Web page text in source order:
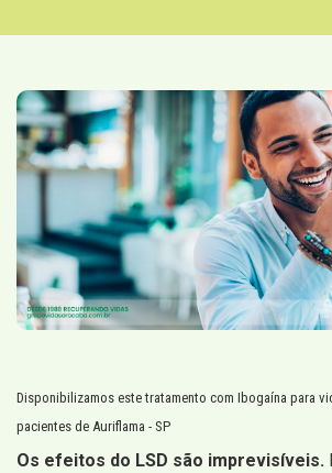
Disponibilizamos este tratamento com Ibogaína para
pacientes de Auriflama - SP
Os efeitos do LSD são imprevisíveis.